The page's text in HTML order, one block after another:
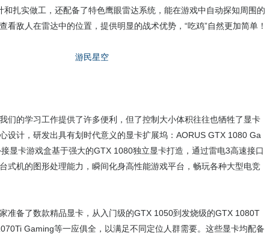
扎实做工，还配备了特色鹰眼雷达系统，能在游戏中自动探知周围的
看敌人在雷达中的位置，提供明显的战术优势，“吃鸡”自然更加简单！
们的学习工作提供了许多便利，但了控制大小体积往往也牺牲了显卡
设计，研发出具有划时代意义的显卡扩展坞：AORUS GTX 1080 Ga
显卡游戏盒基于强大的GTX 1080独立显卡打造，通过雷电3高速接口
式机的图形处理能力，瞬间化身高性能游戏平台，畅玩各种大型电竞
准备了数款精品显卡，从入门级的GTX 1050到发烧级的GTX 1080T
Gaming等一应俱全，以满足不同定位人群需要。这些显卡均配备